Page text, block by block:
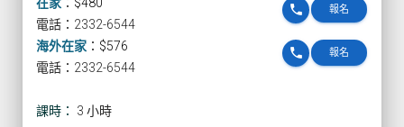
報名
phone
電話：2332-6544
海外在家 ： $576 報名
phone
電話：2332-6544
課時： 3 小時